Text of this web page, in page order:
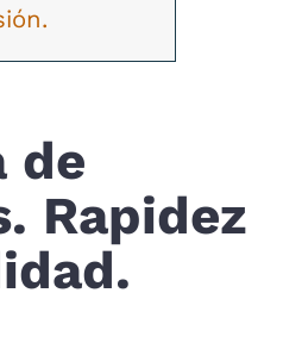
de
Rapidez